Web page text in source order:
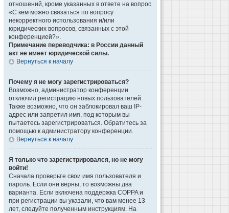
отношений, кроме указанных в ответе на вопрос
«С кем можно связаться по вопросу
некорректного использования и/или
юридических вопросов, связанных с этой
конференцией?».
Примечание переводчика: в России данный
акт не имеет юридической силы.
Вернуться к началу
Почему я не могу зарегистрироваться?
Возможно, администратор конференции
отключил регистрацию новых пользователей.
Также возможно, что он заблокировал ваш IP-
адрес или запретил имя, под которым вы
пытаетесь зарегистрироваться. Обратитесь за
помощью к администратору конференции.
Вернуться к началу
Я только что зарегистрировался, но не могу
войти!
Сначала проверьте свои имя пользователя и
пароль. Если они верны, то возможны два
варианта. Если включена поддержка COPPA и
при регистрации вы указали, что вам менее 13
лет, следуйте полученным инструкциям. На